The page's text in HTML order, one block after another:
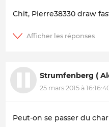
Chit, Pierre38330 draw
Strumfenberg (
25 mars 2015 à
Peut-on se passer du